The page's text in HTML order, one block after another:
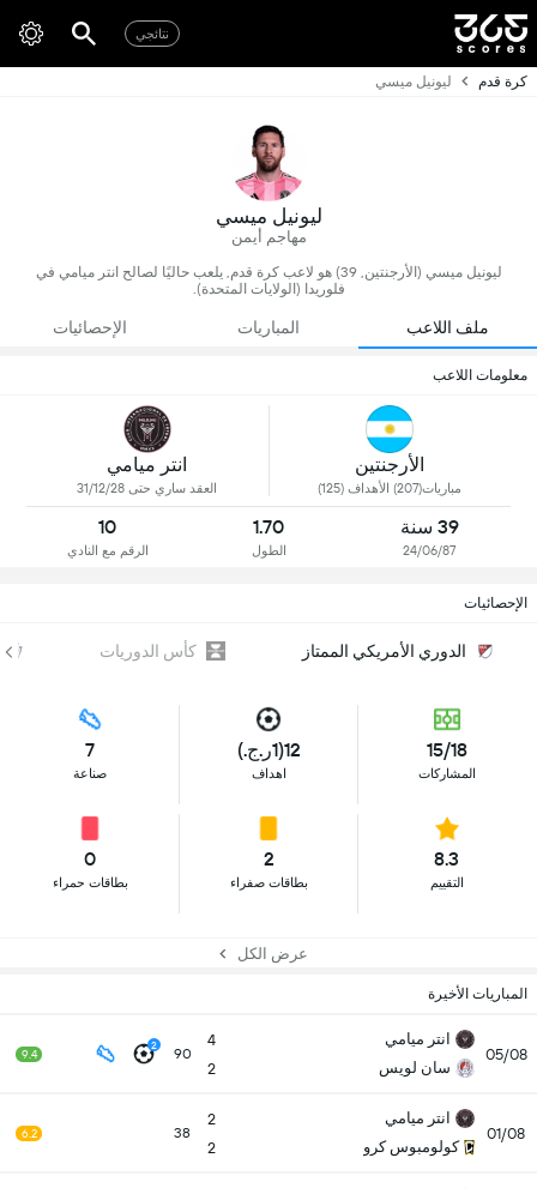
نتائجي
كرة قدم ليونيل ميسي
ليونيل ميسي
مهاجم أيمن
ليونيل ميسي (الأرجنتين, 39) هو لاعب كرة قدم, يلعب حاليًا لصالح انتر ميامي في
فلوريدا (الولايات المتحدة).
ملف اللاعب المباريات الإحصائيات
معلومات اللاعب
الأرجنتين
مباريات(207) الأهداف (125)
انتر ميامي
العقد ساري حتى 31/12/28
39 سنة
24/06/87
1.70
الطول
10
الرقم مع النادي
الإحصائيات
الدوري الأمريكي الممتاز كأس الدوريات
15/18
المشاركات
12(1ر.ج.)
اهداف
7
صناعة
8.3
التقييم
2
بطاقات صفراء
0
بطاقات حمراء
عرض الكل
المباريات الأخيرة
05/08
انتر ميامي
سان لويس
4
2
90
2
9.4
01/08
انتر ميامي
كولومبوس كرو
2
2
38
6.2